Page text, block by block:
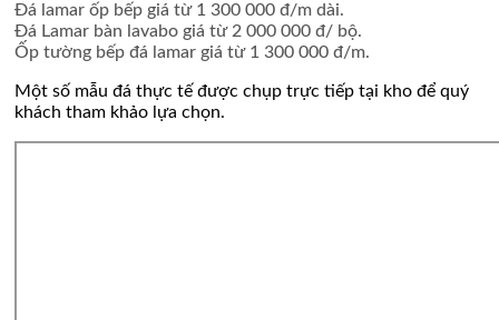
Đá lamar ốp bếp giá từ 1 300 000 đ/m dài.
Đá Lamar bàn lavabo giá từ 2 000 000 đ/ bộ.
Ốp tường bếp đá lamar giá từ 1 300 000 đ/m.
Một số mẫu đá thực tế được chụp trực tiếp tại kho để quý
khách tham khảo lựa chọn.